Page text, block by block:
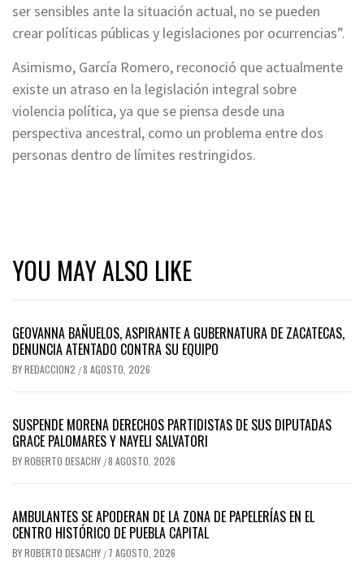
ser sensibles ante la situación actual, no se pueden
crear políticas públicas y legislaciones por ocurrencias”.
Asimismo, García Romero, reconoció que actualmente
existe un atraso en la legislación integral sobre
violencia política, ya que se piensa desde una
perspectiva ancestral, como un problema entre dos
personas dentro de límites restringidos.
YOU MAY ALSO LIKE
GEOVANNA BAÑUELOS, ASPIRANTE A GUBERNATURA DE ZACATECAS,
DENUNCIA ATENTADO CONTRA SU EQUIPO
BYREDACCION2 /8 AGOSTO, 2026
SUSPENDE MORENA DERECHOS PARTIDISTAS DE SUS DIPUTADAS
GRACE PALOMARES Y NAYELI SALVATORI
BYROBERTO DESACHY /8 AGOSTO, 2026
AMBULANTES SE APODERAN DE LA ZONA DE PAPELERÍAS EN EL
CENTRO HISTÓRICO DE PUEBLA CAPITAL
BYROBERTO DESACHY / 7 AGOSTO, 2026